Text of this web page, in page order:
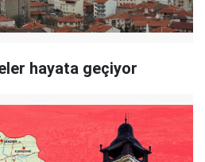
hayata geçiyor